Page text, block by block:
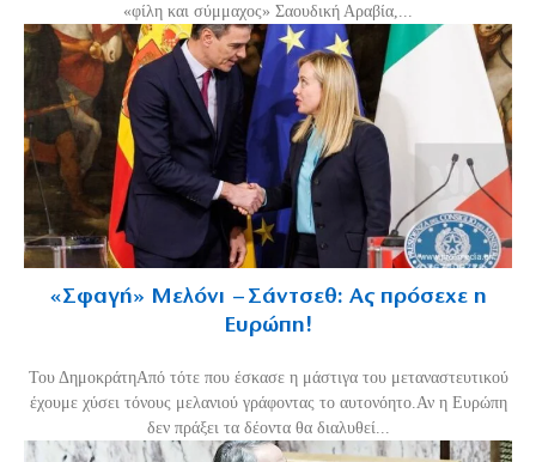
«φίλη και σύμμαχος» Σαουδική Αραβία,...
«Σφαγή» Μελόνι – Σάντσεθ: Ας πρόσεχε η
Ευρώπη!
Του ΔημοκράτηΑπό τότε που έσκασε η μάστιγα του μεταναστευτικού
έχουμε χύσει τόνους μελανιού γράφοντας το αυτονόητο.Αν η Ευρώπη
δεν πράξει τα δέοντα θα διαλυθεί...